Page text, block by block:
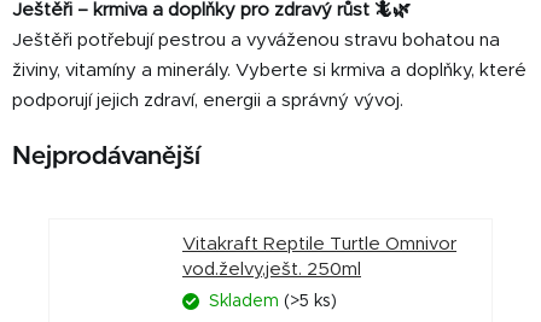
Ještěři – krmiva a doplňky pro zdravý růst 🦎🌿
Ještěři potřebují pestrou a vyváženou stravu bohatou na
živiny, vitamíny a minerály. Vyberte si krmiva a doplňky, které
podporují jejich zdraví, energii a správný vývoj.
Nejprodávanější
Vitakraft Reptile Turtle Omnivor
vod.želvy,ješt. 250ml
Skladem (>5 ks)